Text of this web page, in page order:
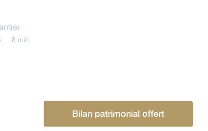
8 min
Bilan patrimonial offert